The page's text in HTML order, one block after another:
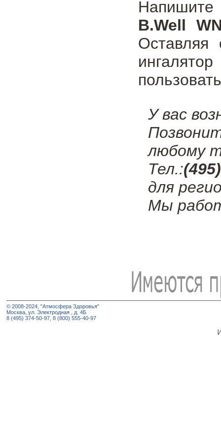
B.Well
Оставляя
У вас
любому
Тел.:
для
Мы
© 2008-2024, "Атмосфера Здоровья"
Москва, ул. Электродная , д. 4Б
8 (495) 374-50-97, 8 (800) 555-40-97